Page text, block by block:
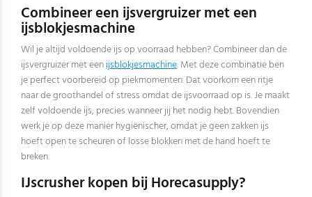
Combineer een ijsvergruizer met een
ijsblokjesmachine
Wil je altijd voldoende ijs op voorraad hebben? Combineer dan de
ijsvergruizer met eenijsblokjesmachine. Met deze combinatie ben
je perfect voorbereid op piekmomenten. Dat voorkom een ritje
naar de groothandel of stress omdat de ijsvoorraad op is. Je maakt
zelf voldoende ijs, precies wanneer jij het nodig hebt. Bovendien
werk je op deze manier hygiënischer, omdat je geen zakken ijs
hoeft open te scheuren of losse blokken met de hand hoeft te
breken.
IJscrusher kopen bij Horecasupply?